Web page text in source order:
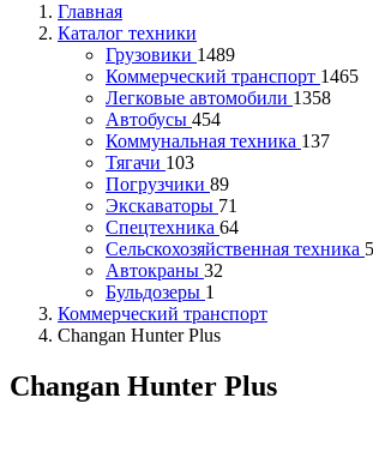
Главная
Каталог техники
Грузовики 1489
Коммерческий транспорт 1465
Легковые автомобили 1358
Автобусы 454
Коммунальная техника 137
Тягачи 103
Погрузчики 89
Экскаваторы 71
Спецтехника 64
Сельскохозяйственная техника
Автокраны 32
Бульдозеры 1
Коммерческий транспорт
Changan Hunter Plus
Changan Hunter Plus